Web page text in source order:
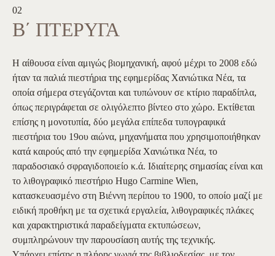
02
Β΄ ΠΤΕΡΥΓΑ
Η αίθουσα είναι αμιγώς βιομηχανική, αφού μέχρι το 2008 εδώ
ήταν τα παλιά πιεστήρια της εφημερίδας Χανιώτικα Νέα, τα
οποία σήμερα στεγάζονται και τυπώνουν σε κτίριο παραδίπλα,
όπως περιγράφεται σε ολιγόλεπτο βίντεο στο χώρο. Εκτίθεται
επίσης η μονοτυπία, δύο μεγάλα επίπεδα τυπογραφικά
πιεστήρια του 19ου αιώνα, μηχανήματα που χρησιμοποιήθηκαν
κατά καιρούς από την εφημερίδα Χανιώτικα Νέα, το
παραδοσιακό σφραγιδοποιείο κ.ά. Ιδιαίτερης σημασίας είναι και
το λιθογραφικό πιεστήριο Hugo Carmine Wien,
κατασκευασμένο στη Βιέννη περίπου το 1900, το οποίο μαζί με
ειδική προθήκη με τα σχετικά εργαλεία, λιθογραφικές πλάκες
και χαρακτηριστικά παραδείγματα εκτυπώσεων,
συμπληρώνουν την παρουσίαση αυτής της τεχνικής.